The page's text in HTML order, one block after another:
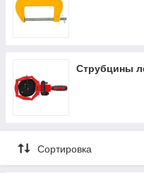
Струбцины
Сортировка